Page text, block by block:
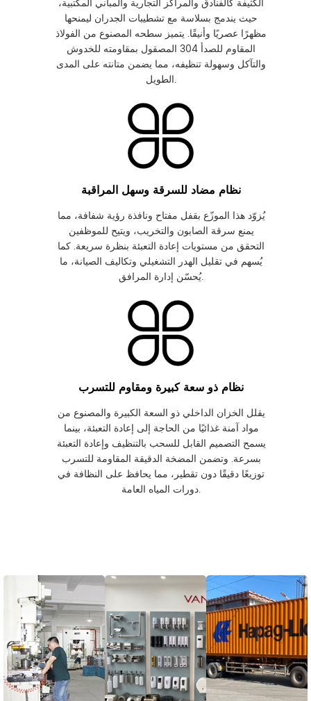
حيث يندمج بسلاسة مع تشطيبات الجدران ليمنحها
مظهرًا عصريًا وأنيقًا. يتميز سطحه المصنوع من الفولاذ
المقاوم للصدأ 304 المصقول بمقاومته للخدوش
والتآكل وسهولة تنظيفه، مما يضمن متانته على المدى
الطويل.
نظام مضاد للسرقة وسهل المراقبة
يُزوّد ​​هذا الموزّع بقفل مفتاح ونافذة رؤية شفافة، مما
يمنع سرقة الصابون والتخريب، ويتيح للموظفين
التحقق من مستويات إعادة التعبئة بنظرة سريعة. كما
يُسهم في تقليل الهدر التشغيلي وتكاليف الصيانة، ما
يُحسّن إدارة المرافق.
نظام ذو سعة كبيرة ومقاوم للتسرب
يقلل الخزان الداخلي ذو السعة الكبيرة والمصنوع من
مواد آمنة غذائيًا من الحاجة إلى إعادة التعبئة، بينما
يسمح التصميم القابل للسحب بالتنظيف وإعادة التعبئة
بسرعة. وتضمن المضخة الدقيقة المقاومة للتسرب
توزيعًا دقيقًا دون تقطير، مما يحافظ على النظافة في
دورات المياه العامة.